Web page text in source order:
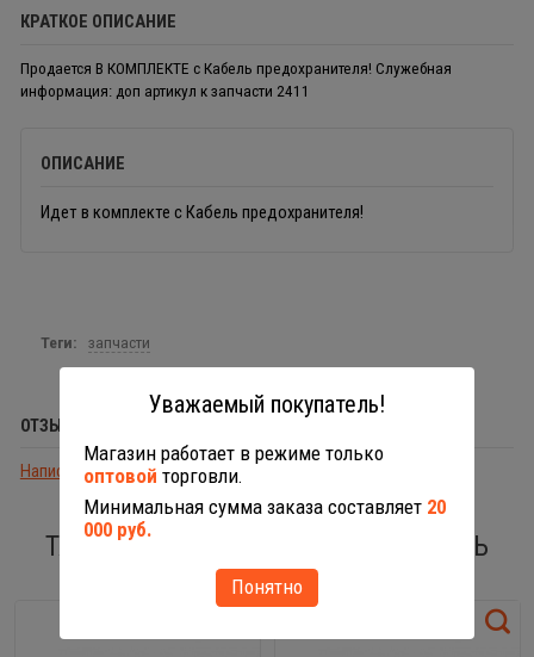
КРАТКОЕ ОПИСАНИЕ
Продается В КОМПЛЕКТЕ с Кабель предохранителя! Служебная
информация: доп артикул к запчасти 2411
ОПИСАНИЕ
Идет в комплекте с Кабель предохранителя!
Теги: запчасти
ОТЗЫВЫ (0)
Написать отзыв
ТАКЖЕ ВАС МОГУТ ЗАИНТЕРЕСОВАТЬ
Уважаемый покупатель!
Магазин работает в режиме только
оптовой торговли.
Минимальная сумма заказа составляет 20
000 руб.
Понятно